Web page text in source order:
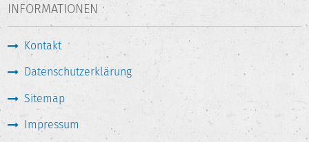
INFORMATIONEN
Kontakt
Datenschutzerklärung
Sitemap
Impressum